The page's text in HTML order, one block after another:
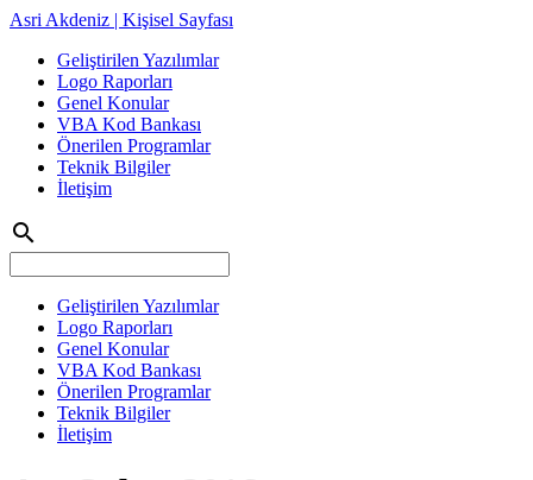
Asri Akdeniz | Kişisel Sayfası
Geliştirilen Yazılımlar
Logo Raporları
Genel Konular
VBA Kod Bankası
Önerilen Programlar
Teknik Bilgiler
İletişim
search
Geliştirilen Yazılımlar
Logo Raporları
Genel Konular
VBA Kod Bankası
Önerilen Programlar
Teknik Bilgiler
İletişim